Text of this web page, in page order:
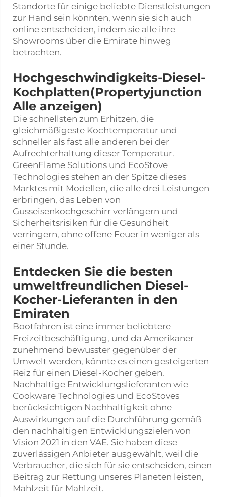
Standorte für einige beliebte Dienstleistungen
zur Hand sein könnten, wenn sie sich auch
online entscheiden, indem sie alle ihre
Showrooms über die Emirate hinweg
betrachten.
Hochgeschwindigkeits-Diesel-
Kochplatten(Propertyjunction
Alle anzeigen)
Die schnellsten zum Erhitzen, die
gleichmäßigeste Kochtemperatur und
schneller als fast alle anderen bei der
Aufrechterhaltung dieser Temperatur.
GreenFlame Solutions und EcoStove
Technologies stehen an der Spitze dieses
Marktes mit Modellen, die alle drei Leistungen
erbringen, das Leben von
Gusseisenkochgeschirr verlängern und
Sicherheitsrisiken für die Gesundheit
verringern, ohne offene Feuer in weniger als
einer Stunde.
Entdecken Sie die besten
umweltfreundlichen Diesel-
Kocher-Lieferanten in den
Emiraten
Bootfahren ist eine immer beliebtere
Freizeitbeschäftigung, und da Amerikaner
zunehmend bewusster gegenüber der
Umwelt werden, könnte es einen gesteigerten
Reiz für einen Diesel-Kocher geben.
Nachhaltige Entwicklungslieferanten wie
Cookware Technologies und EcoStoves
berücksichtigen Nachhaltigkeit ohne
Auswirkungen auf die Durchführung gemäß
den nachhaltigen Entwicklungszielen von
Vision 2021 in den VAE. Sie haben diese
zuverlässigen Anbieter ausgewählt, weil die
Verbraucher, die sich für sie entscheiden, einen
Beitrag zur Rettung unseres Planeten leisten,
Mahlzeit für Mahlzeit.